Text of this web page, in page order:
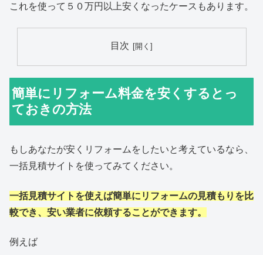
これを使って５０万円以上安くなったケースもあります。
目次
簡単にリフォーム料金を安くするとっ
ておきの方法
もしあなたが安くリフォームをしたいと考えているなら、
一括見積サイトを使ってみてください。
一括見積サイトを使えば簡単にリフォームの見積もりを比
較でき、安い業者に依頼することができます。
例えば